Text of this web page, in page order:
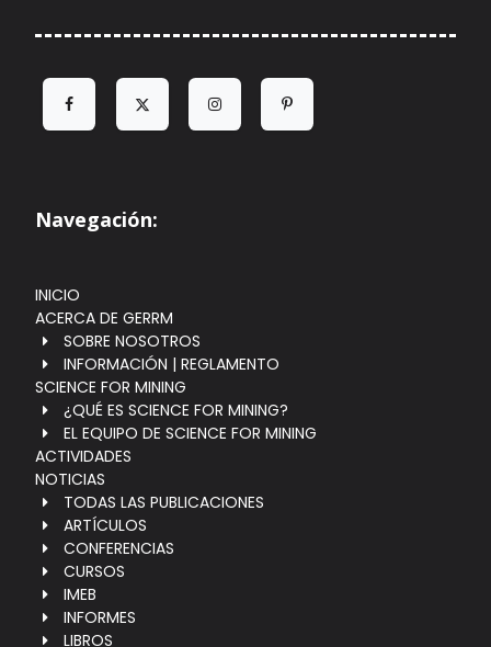
Navegación:
INICIO
ACERCA DE GERRM
SOBRE NOSOTROS
INFORMACIÓN | REGLAMENTO
SCIENCE FOR MINING
¿QUÉ ES SCIENCE FOR MINING?
EL EQUIPO DE SCIENCE FOR MINING
ACTIVIDADES
NOTICIAS
TODAS LAS PUBLICACIONES
ARTÍCULOS
CONFERENCIAS
CURSOS
IMEB
INFORMES
LIBROS